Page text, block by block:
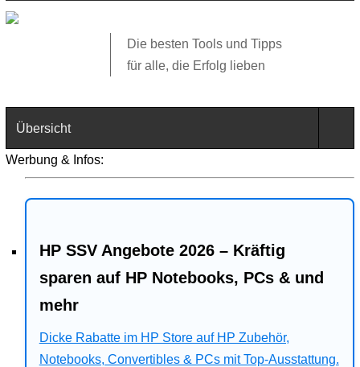
Die besten Tools und Tipps
für alle, die Erfolg lieben
Übersicht
Technik
Web
Business
Angebote
Werbung & Infos:
HP SSV Angebote 2026 – Kräftig
sparen auf HP Notebooks, PCs & und
mehr
Dicke Rabatte im HP Store auf HP Zubehör,
Notebooks, Convertibles & PCs mit Top-Ausstattung.